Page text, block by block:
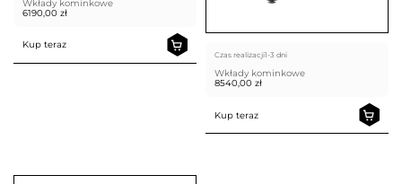
Wkłady kominkowe
6190,00 zł
Kup teraz
Czas realizacji1-3 dni
Wkłady kominkowe
8540,00 zł
Kup teraz